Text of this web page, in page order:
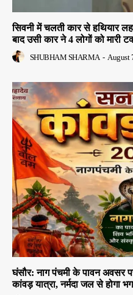
सिवनी में चलती कार से हथियार
बाद उसी कार ने 4 लोगों को मारी
SHUBHAM SHARMA - August
घंसौर: नाग पंचमी के पावन अवसर
कांवड़ यात्रा, नर्मदा जल से होगा